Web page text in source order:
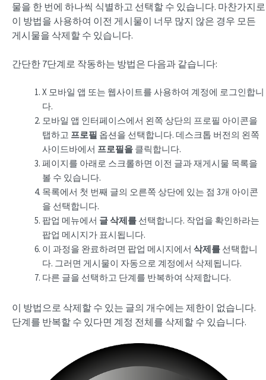
물을 한 번에 하나씩 식별하고 선택할 수 있습니다. 마찬가지로
이 방법을 사용하여 이전 게시물이 너무 많지 않은 경우 모든
게시물을 삭제할 수 있습니다.
간단한 7단계로 작동하는 방법은 다음과 같습니다:
X 모바일 앱 또는 웹사이트를 사용하여 계정에 로그인합니
다.
모바일 앱 인터페이스에서 왼쪽 상단의 프로필 아이콘을
탭하고 프로필 옵션을 선택합니다. 데스크톱 버전의 왼쪽
사이드바에서 프로필을 클릭합니다.
페이지를 아래로 스크롤하면 이전 글과 재게시물 목록을
볼 수 있습니다.
목록에서 첫 번째 글의 오른쪽 상단에 있는 점 3개 아이콘
을 선택합니다.
팝업 메뉴에서 글 삭제를 선택합니다. 작업을 확인하라는
팝업 메시지가 표시됩니다.
이 과정을 완료하려면 팝업 메시지에서 삭제를 선택합니
다. 그러면 게시물이 자동으로 계정에서 삭제됩니다.
다른 글을 선택하고 단계를 반복하여 삭제합니다.
이 방법으로 삭제할 수 있는 글의 개수에는 제한이 없습니다.
단계를 반복할 수 있다면 계정 전체를 삭제할 수 있습니다.